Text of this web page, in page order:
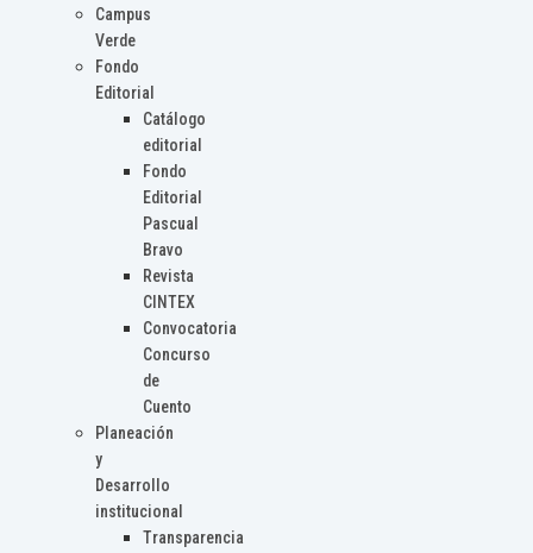
Campus
Verde
Fondo
Editorial
Catálogo
editorial
Fondo
Editorial
Pascual
Bravo
Revista
CINTEX
Convocatoria
Concurso
de
Cuento
Planeación
y
Desarrollo
institucional
Transparencia